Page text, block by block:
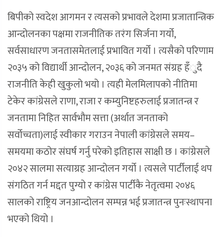
बिपीको स्वदेश आगमन र त्यसको प्रभावले देशमा प्रजातान्त्रिक
आन्दोलनका पक्षमा राजनीतिक तरंग सिर्जना गर्यो,
सर्वसाधारण जनतासमेतलाई प्रभावित गर्यो । त्यसैको परिणाम
२०३५ को विद्यार्थी आन्दोलन, २०३६ को जनमत संग्रह हँुदै
राजनीति केही खुकुलो भयो । त्यही मेलमिलापको नीतिमा
टेकेर कांग्रेसले राणा, राजा र कम्युनिष्टहरुलाई प्रजातन्त्र र
जनतामा निहित सार्वभौम सत्ता (अर्थात जनताको
सर्वोच्चता)लाई स्वीकार गराउन नेपाली कांग्रेसले समय–
समयमा कठोर संघर्ष गर्नु परेको इतिहास साक्षी छ । कांग्रेसले
२०४२ सालमा सत्याग्रह आन्दोलन गर्यो । त्यसले पार्टीलाई थप
संगठित गर्न मद्दत पुग्यो र कांग्रेस पार्टीकै नेतृत्वमा २०४६
सालको राष्ट्रिय जनआन्दोलन सम्पन्न भई प्रजातन्त्र पुनःस्थापना
भएको थियो ।